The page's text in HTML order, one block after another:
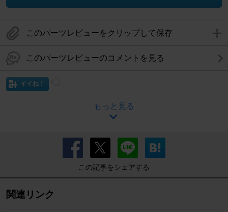
このパーツレビューをクリップして保存
このパーツレビューのコメントを見る
イイね！
もっと見る
この記事をシェアする
関連リンク